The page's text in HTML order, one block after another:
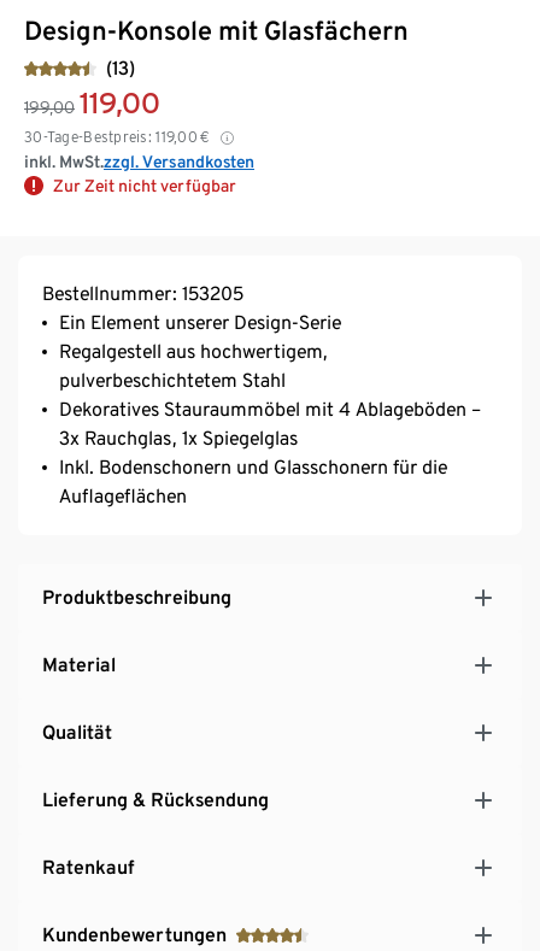
Design-Konsole mit Glasfächern
(13)
199,00 119,00
30-Tage-Bestpreis: 119,00 €
inkl. MwSt.zzgl. Versandkosten
Zur Zeit nicht verfügbar
Bestellnummer: 153205
Ein Element unserer Design-Serie
Regalgestell aus hochwertigem,
pulverbeschichtetem Stahl
Dekoratives Stauraummöbel mit 4 Ablageböden –
3x Rauchglas, 1x Spiegelglas
Inkl. Bodenschonern und Glasschonern für die
Auflageflächen
Produktbeschreibung
Material
Qualität
Lieferung & Rücksendung
Ratenkauf
Kundenbewertungen